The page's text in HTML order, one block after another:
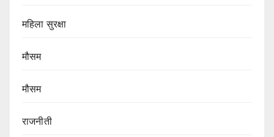
महिला सुरक्षा
मौसम
मौसम
राजनीती